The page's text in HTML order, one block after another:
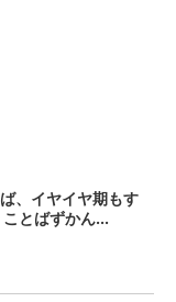
、イヤイヤ期もす
とばずかん...